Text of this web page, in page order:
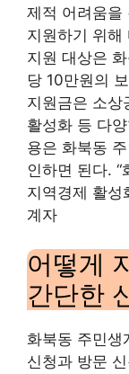
제적 어려움을
지원하기 위해
지원 대상은
당 10만원의
지원금은 소상
활성화 등 다
용은 화북동
인하면 된다.
지역경제 활성
계자
어떻게
간단한
화북동 주민생
신청과 방문